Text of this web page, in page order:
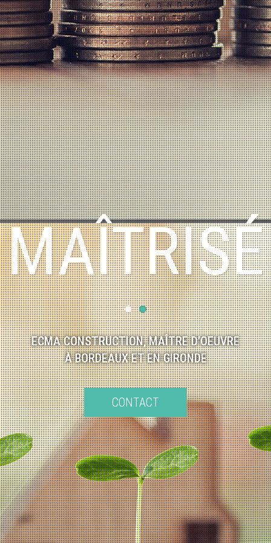
MAÎTRISÉ
MAÎTRISÉ
ECMA CONSTRUCTION, MAÎTRE D’OEUVRE
À BORDEAUX ET EN GIRONDE
CONTACT